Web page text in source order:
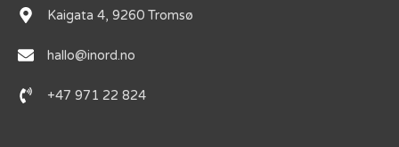
Kaigata 4, 9260 Tromsø
hallo@inord.no
+47 971 22 824